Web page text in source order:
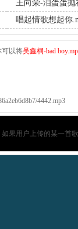
唱起情歌想起你
可以将吴鑫桐-bad
4442.mp3
果用户上传的某一首